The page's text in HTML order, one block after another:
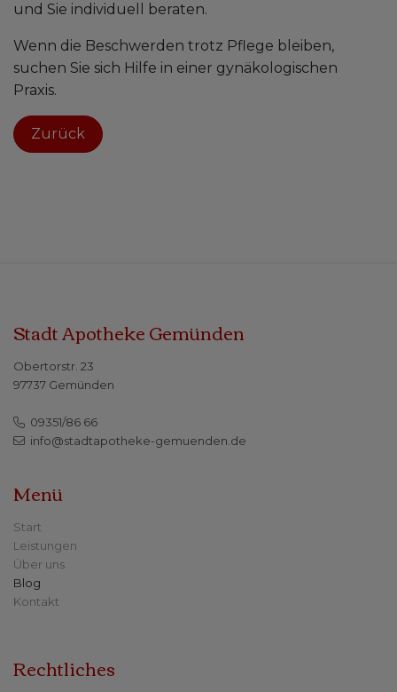
Zurück
und Sie individuell beraten.
Wenn die Beschwerden trotz Pflege bleiben,
suchen Sie sich Hilfe in einer gynäkologischen
Praxis.
Stadt Apotheke Gemünden
Obertorstr. 23
97737 Gemünden
09351/86 66
info@stadtapotheke-gemuenden.de
Menü
Start
Leistungen
Über uns
Blog
Kontakt
Rechtliches